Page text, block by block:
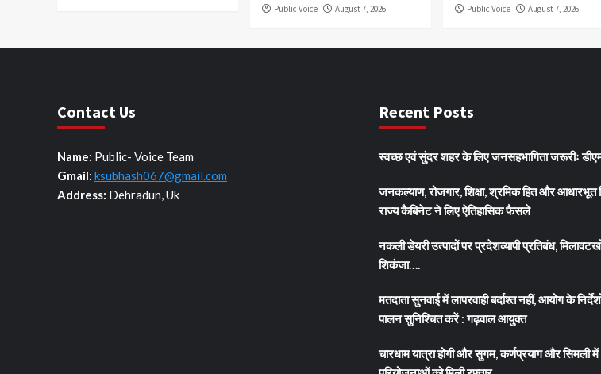
Public Voice August 7, 2026 Public Voice August 7, 2026
Contact Us
Name: Public- Voice Team
Gmail: ksubhash067@gmail.com
Address: Dehradun, Uk
Recent Posts
स्वच्छ एवं सुंदर शहर के लिए जनसहभागिता जरूरीः
जनकल्याण, रोजगार, शिक्षा, श्रमिक हित और आधारभूत
राज्य कैबिनेट ने लिए ऐतिहासिक फैसले
नकली डेयरी उत्पादों पर प्रदेशव्यापी प्रतिबंध,
शिकंजा….
मतदाता सुनवाई में लापरवाही बर्दाश्त नहीं, आयोग के
पालन सुनिश्चित करें : गढ़वाल आयुक्त
चारधाम यात्रा होगी और सुगम, कर्णप्रयाग और सिमली